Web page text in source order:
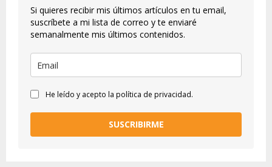
Si quieres recibir mis últimos artículos en tu email,
suscríbete a mi lista de correo y te enviaré
semanalmente mis últimos contenidos.
He leído y acepto la política de privacidad.
SUSCRIBIRME